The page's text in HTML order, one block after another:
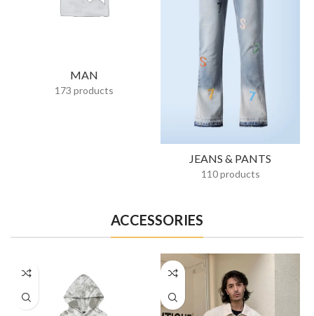
MAN
173 products
JEANS & PANTS
110 products
ACCESSORIES